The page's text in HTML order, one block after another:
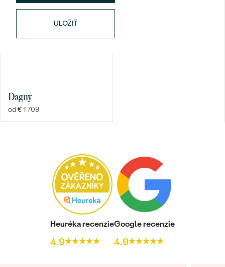
OBJAVIŤ
Bestsellery
OBJAVIŤ
ULOŽIŤ
Dagny
od € 1 709
Heuréka recenzie
4.9
Google recenzie
4.9